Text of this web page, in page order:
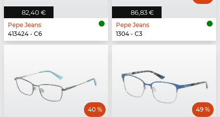
82,40 €
Pepe Jeans
413424 - C6
86,83 €
Pepe Jeans
1304 - C3
40 % 49 %